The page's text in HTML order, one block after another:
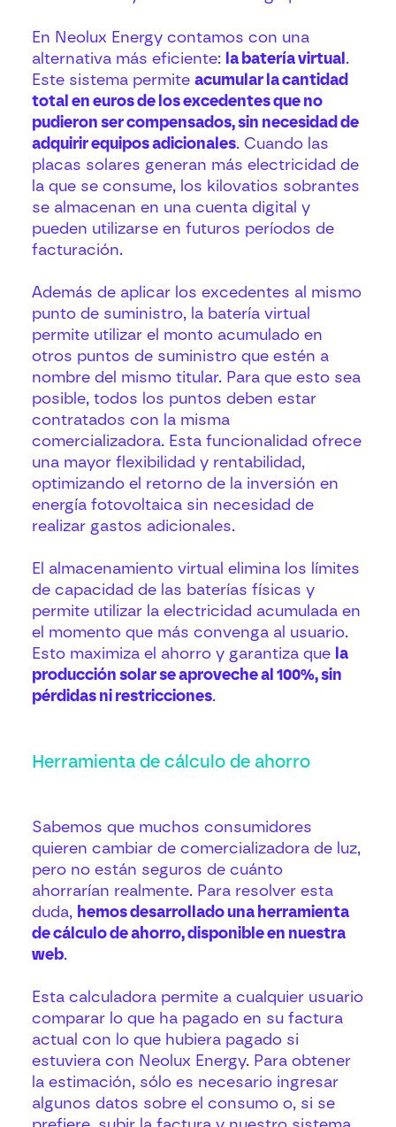
En Neolux Energy contamos con una
alternativa más eficiente: la batería virtual.
Este sistema permite acumular la cantidad
total en euros de los excedentes que no
pudieron ser compensados, sin necesidad de
adquirir equipos adicionales. Cuando las
placas solares generan más electricidad de
la que se consume, los kilovatios sobrantes
se almacenan en una cuenta digital y
pueden utilizarse en futuros períodos de
facturación.
Además de aplicar los excedentes al mismo
punto de suministro, la batería virtual
permite utilizar el monto acumulado en
otros puntos de suministro que estén a
nombre del mismo titular. Para que esto sea
posible, todos los puntos deben estar
contratados con la misma
comercializadora. Esta funcionalidad ofrece
una mayor flexibilidad y rentabilidad,
optimizando el retorno de la inversión en
energía fotovoltaica sin necesidad de
realizar gastos adicionales.
El almacenamiento virtual elimina los límites
de capacidad de las baterías físicas y
permite utilizar la electricidad acumulada en
el momento que más convenga al usuario.
Esto maximiza el ahorro y garantiza que la
producción solar se aproveche al 100%, sin
pérdidas ni restricciones.
Herramienta de cálculo de ahorro
Sabemos que muchos consumidores
quieren cambiar de comercializadora de luz,
pero no están seguros de cuánto
ahorrarían realmente. Para resolver esta
duda, hemos desarrollado una herramienta
de cálculo de ahorro, disponible en nuestra
web.
Esta calculadora permite a cualquier usuario
comparar lo que ha pagado en su factura
actual con lo que hubiera pagado si
estuviera con Neolux Energy. Para obtener
la estimación, sólo es necesario ingresar
algunos datos sobre el consumo o, si se